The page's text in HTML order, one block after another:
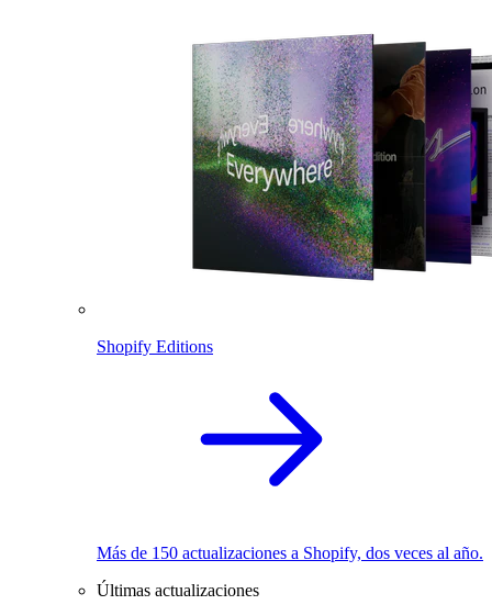
Shopify Editions
Más de 150 actualizaciones a Shopify, dos veces al año.
Últimas actualizaciones